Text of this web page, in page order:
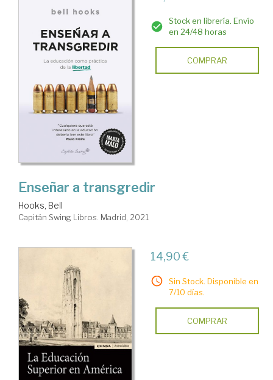
Stock en librería. Envío
en 24/48 horas
COMPRAR
Enseñar a transgredir
Hooks, Bell
Capitán Swing Libros. Madrid, 2021
14,90 €
Sin Stock. Disponible en
7/10 días.
COMPRAR